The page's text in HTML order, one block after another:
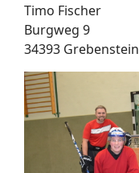
Timo Fischer
Burgweg 9
34393 Grebenstein